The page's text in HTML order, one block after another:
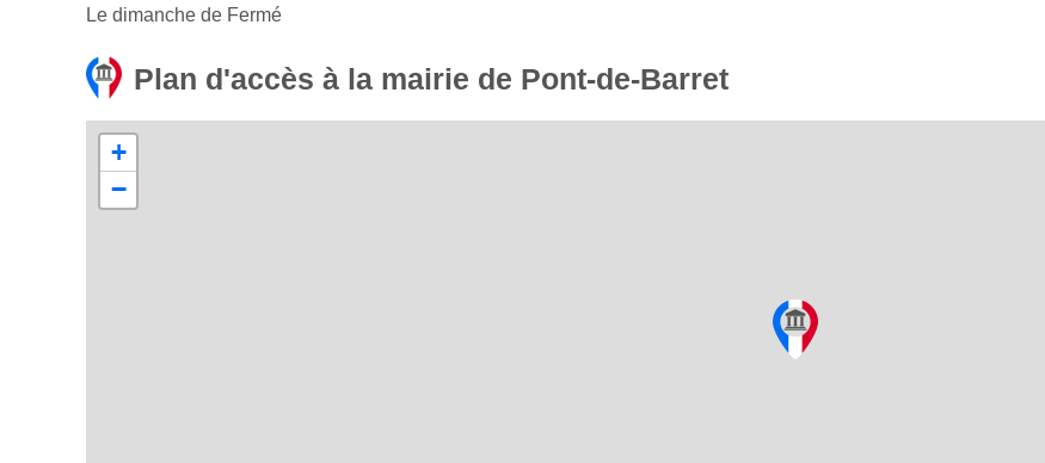
Le dimanche de Fermé
Plan d'accès à la mairie de Pont-de-Barret
+
−